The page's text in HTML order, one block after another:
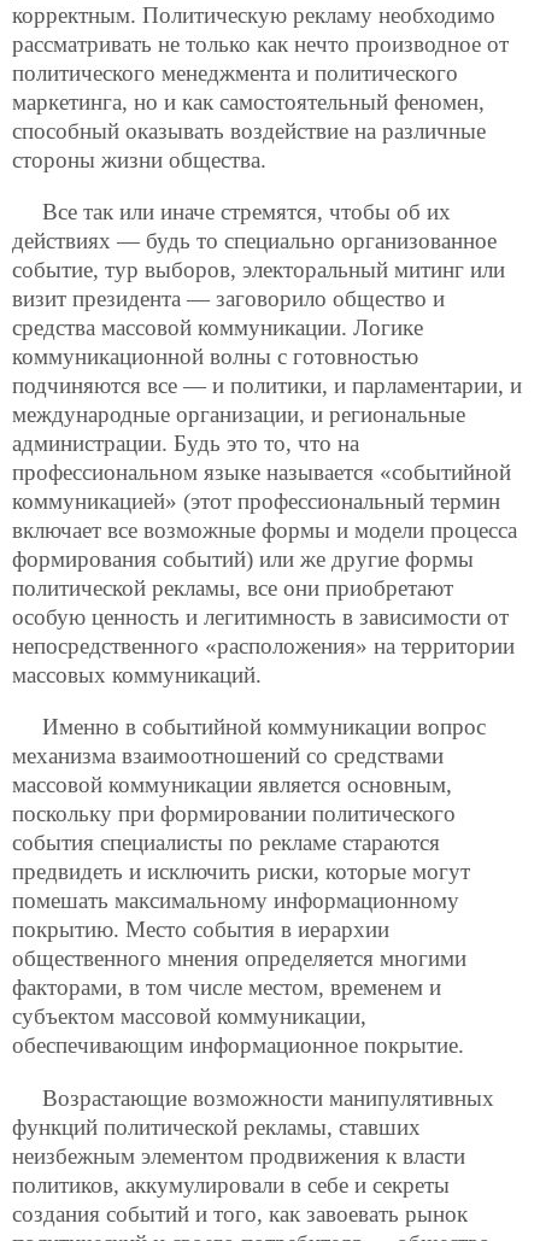
корректным. Политическую рекламу необходимо
рассматривать не только как нечто производное от
политического менеджмента и политического
маркетинга, но и как самостоятельный феномен,
способный оказывать воздействие на различные
стороны жизни общества.
Все так или иначе стремятся, чтобы об их
действиях — будь то специально организованное
событие, тур выборов, электоральный митинг или
визит президента — заговорило общество и
средства массовой коммуникации. Логике
коммуникационной волны с готовностью
подчиняются все — и политики, и парламентарии, и
международные организации, и региональные
администрации. Будь это то, что на
профессиональном языке называется «событийной
коммуникацией» (этот профессиональный термин
включает все возможные формы и модели процесса
формирования событий) или же другие формы
политической рекламы, все они приобретают
особую ценность и легитимность в зависимости от
непосредственного «расположения» на территории
массовых коммуникаций.
Именно в событийной коммуникации вопрос
механизма взаимоотношений со средствами
массовой коммуникации является основным,
поскольку при формировании политического
события специалисты по рекламе стараются
предвидеть и исключить риски, которые могут
помешать максимальному информационному
покрытию. Место события в иерархии
общественного мнения определяется многими
факторами, в том числе местом, временем и
субъектом массовой коммуникации,
обеспечивающим информационное покрытие.
Возрастающие возможности манипулятивных
функций политической рекламы, ставших
неизбежным элементом продвижения к власти
политиков, аккумулировали в себе и секреты
создания событий и того, как завоевать рынок